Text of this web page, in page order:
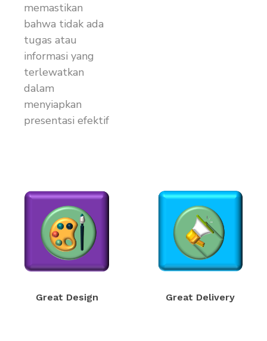
memastikan
bahwa tidak ada
tugas atau
informasi yang
terlewatkan
dalam
menyiapkan
presentasi efektif
Great Design Great Delivery